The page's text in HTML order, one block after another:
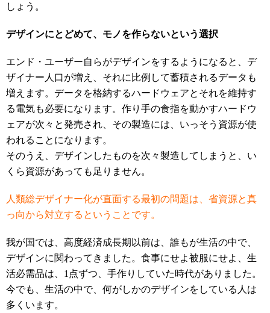
しょう。
デザインにとどめて、モノを作らないという選択
エンド・ユーザー自らがデザインをするようになると、デ
ザイナー人口が増え、それに比例して蓄積されるデータも
増えます。データを格納するハードウェアとそれを維持す
る電気も必要になります。作り手の食指を動かすハードウ
ェアが次々と発売され、その製造には、いっそう資源が使
われることになります。
そのうえ、デザインしたものを次々製造してしまうと、い
くら資源があっても足りません。
人類総デザイナー化が直面する最初の問題は、省資源と真
っ向から対立するということです。
我が国では、高度経済成長期以前は、誰もが生活の中で、
デザインに関わってきました。食事にせよ被服にせよ、生
活必需品は、1点ずつ、手作りしていた時代がありました。
今でも、生活の中で、何がしかのデザインをしている人は
多くいます。